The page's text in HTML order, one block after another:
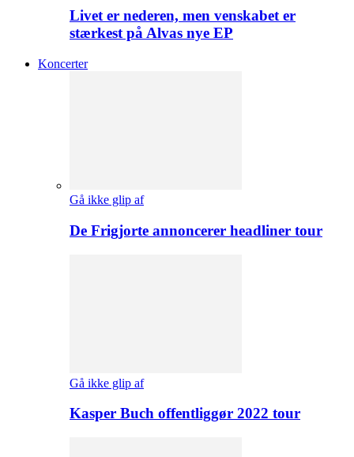
Livet er nederen, men venskabet er
stærkest på Alvas nye EP
Koncerter
Gå ikke glip af
De Frigjorte annoncerer headliner tour
Gå ikke glip af
Kasper Buch offentliggør 2022 tour